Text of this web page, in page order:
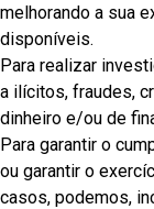
melhorando a sua
disponíveis.
Para realizar
a ilícitos, fraudes,
dinheiro e/ou de
Para garantir o
ou garantir o
casos, podemos,